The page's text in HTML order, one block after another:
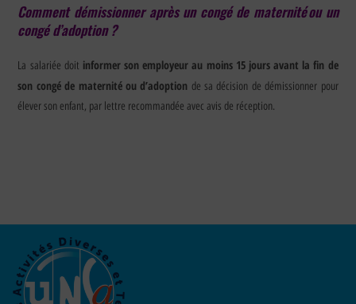
Comment démissionner après un congé de maternité ou un
congé d’adoption ?
La salariée doit informer son employeur au moins 15 jours avant la fin de
son congé de maternité ou d’adoption de sa décision de démissionner pour
élever son enfant, par lettre recommandée avec avis de réception.